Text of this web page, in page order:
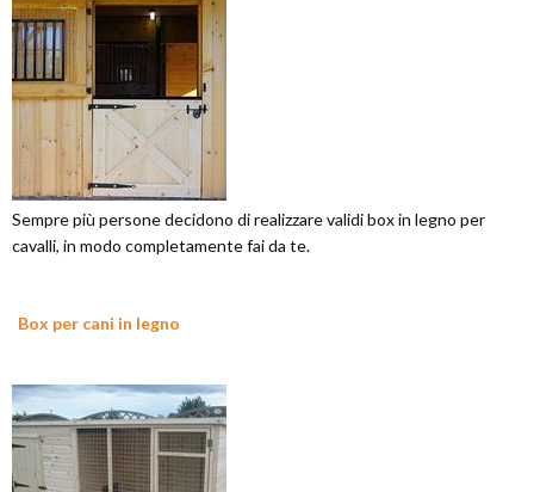
Sempre più persone decidono di realizzare validi box in legno per
cavalli, in modo completamente fai da te.
Box per cani in legno